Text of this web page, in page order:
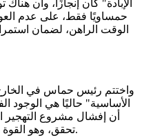
الإبادة" كان إنجازًا، وأن
حمساويًا فقط، على عدم
الوقت الراهن، لضمان
واختتم رئيس حماس في الخارج
الأساسية" حاليًا هي الوجود
أن إفشال مشروع
تحقق، وهو القوة التي لا تستطيع أي قوة عالمية قهرها.